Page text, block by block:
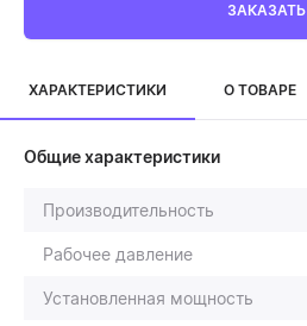
ЗАКАЗАТЬ
ХАРАКТЕРИСТИКИ О ТОВАРЕ
Общие характеристики
Производительность
Рабочее давление
Установленная мощность